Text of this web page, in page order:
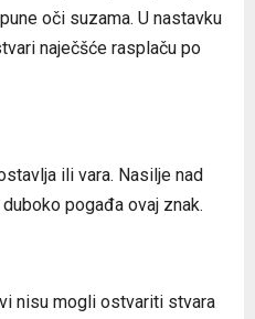
oči suzama. U nastavku
naječšće rasplaču po
ili vara. Nasilje nad
pogađa ovaj znak.
nisu mogli ostvariti stvara